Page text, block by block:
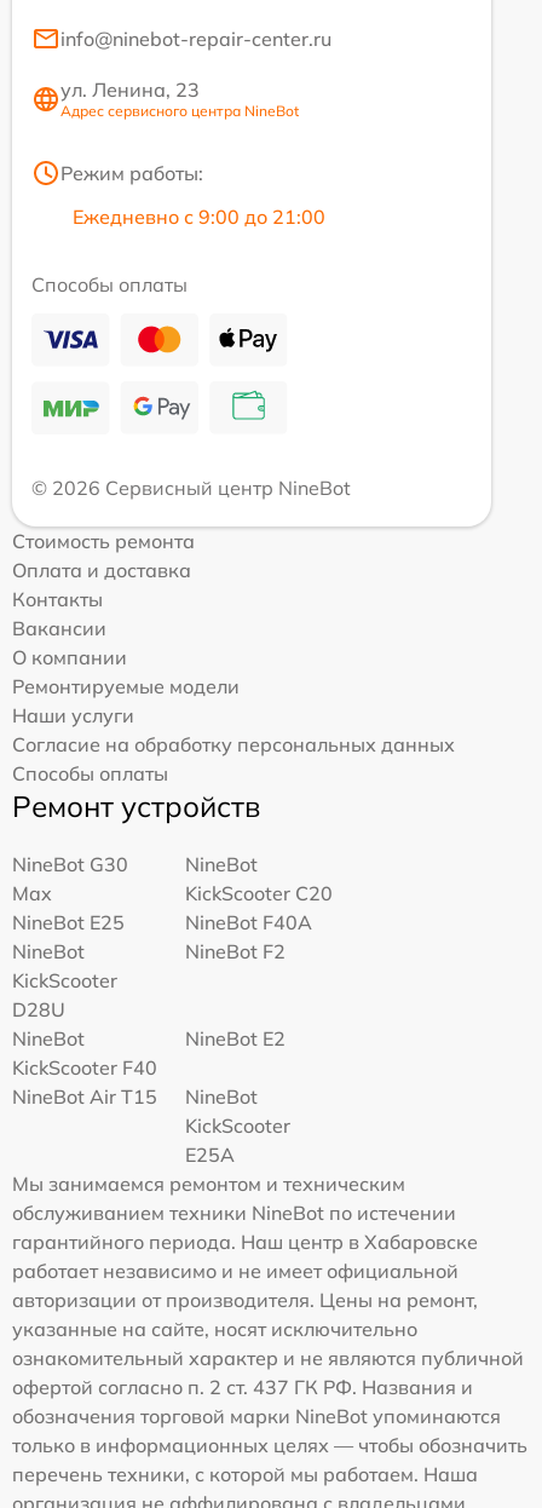
info@ninebot-repair-center.ru
ул. Ленина, 23
Адрес сервисного центра NineBot
Режим работы:
Ежедневно с 9:00 до 21:00
Способы оплаты
© 2026 Сервисный центр NineBot
Стоимость ремонта
Оплата и доставка
Контакты
Вакансии
О компании
Ремонтируемые модели
Наши услуги
Согласие на обработку персональных данных
Способы оплаты
Ремонт устройств
NineBot G30
Max
NineBot
KickScooter C20
NineBot E25
NineBot F40A
NineBot
KickScooter
D28U
NineBot F2
NineBot
KickScooter F40
NineBot E2
NineBot Air T15
NineBot
KickScooter
E25A
Мы занимаемся ремонтом и техническим
обслуживанием техники NineBot по истечении
гарантийного периода. Наш центр в Хабаровске
работает независимо и не имеет официальной
авторизации от производителя. Цены на ремонт,
указанные на сайте, носят исключительно
ознакомительный характер и не являются публичной
офертой согласно п. 2 ст. 437 ГК РФ. Названия и
обозначения торговой марки NineBot упоминаются
только в информационных целях — чтобы обозначить
перечень техники, с которой мы работаем. Наша